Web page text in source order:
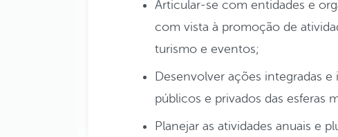
Articular-se com entidades e
com vista à promoção de
turismo e eventos;
Desenvolver ações integradas
públicos e privados das esferas
Planejar as atividades anuais e